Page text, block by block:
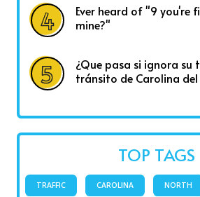
Ever heard of "9 you're
mine?"
¿Que pasa si ignora su
tránsito de Carolina del
TOP TAGS
TRAFFIC CAROLINA NORTH